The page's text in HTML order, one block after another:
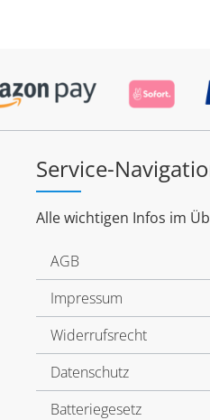
Service-
Alle wichtigen Infos im
AGB
Impressum
Widerrufsrecht
Datenschutz
Batteriegesetz